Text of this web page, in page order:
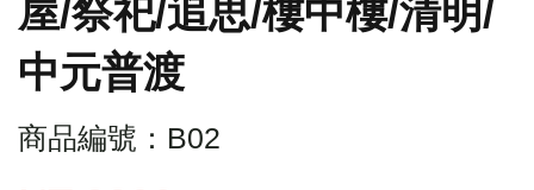
屋/祭祀/追思/樓中樓/清明/
中元普渡
商品編號：B02